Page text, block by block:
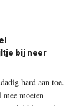
bij neer
hard aan toe.
moeten